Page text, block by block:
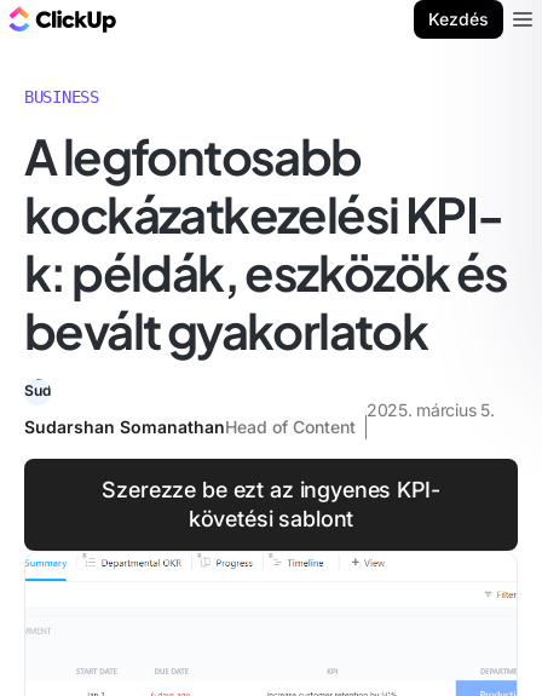
Kezdés
BUSINESS
A legfontosabb
kockázatkezelési KPI-
k: példák, eszközök és
bevált gyakorlatok
Sudarshan SomanathanHead of Content
2025. március 5.
Szerezze be ezt az ingyenes KPI-
követési sablont